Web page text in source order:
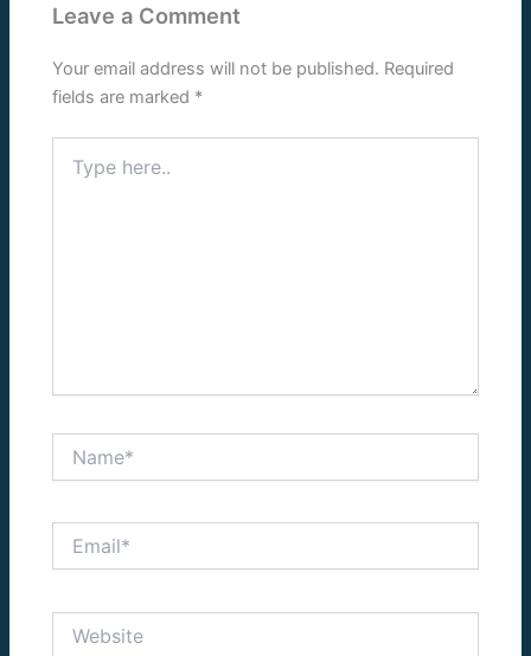
Leave a Comment
Your email address will not be published. Required
fields are marked *
here..